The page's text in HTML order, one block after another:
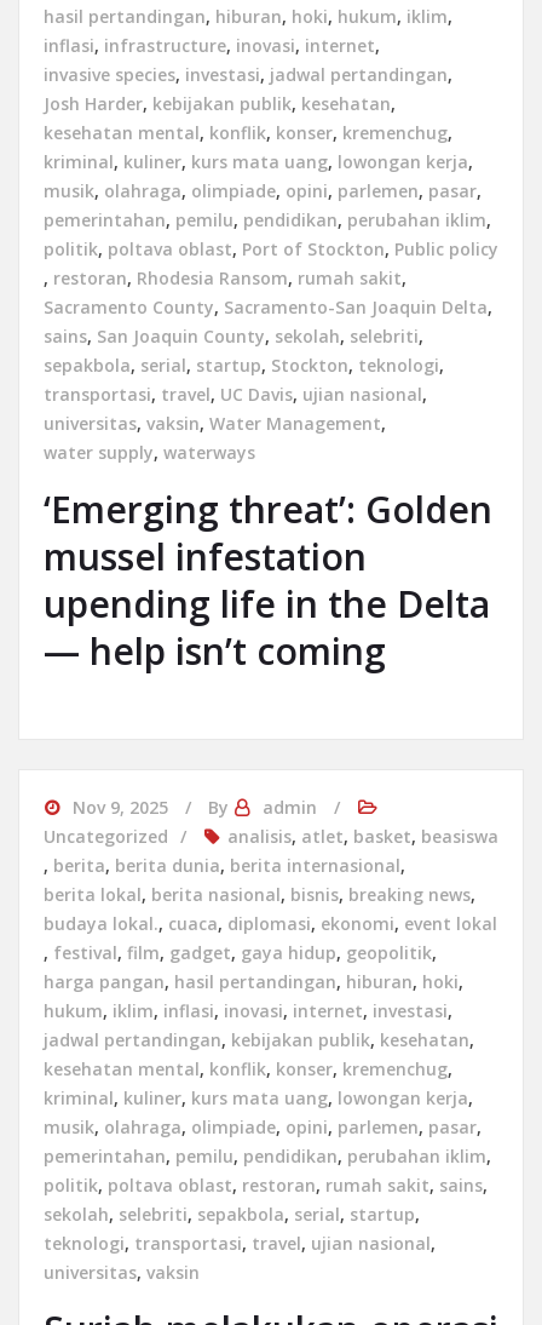
hasil pertandingan, hiburan, hoki, hukum, iklim,
inflasi, infrastructure, inovasi, internet,
invasive species, investasi, jadwal pertandingan,
Josh Harder, kebijakan publik, kesehatan,
kesehatan mental, konflik, konser, kremenchug,
kriminal, kuliner, kurs mata uang, lowongan kerja,
musik, olahraga, olimpiade, opini, parlemen, pasar,
pemerintahan, pemilu, pendidikan, perubahan iklim,
politik, poltava oblast, Port of Stockton, Public policy
, restoran, Rhodesia Ransom, rumah sakit,
Sacramento County, Sacramento-San Joaquin Delta,
sains, San Joaquin County, sekolah, selebriti,
sepakbola, serial, startup, Stockton, teknologi,
transportasi, travel, UC Davis, ujian nasional,
universitas, vaksin, Water Management,
water supply, waterways
‘Emerging threat’: Golden
mussel infestation
upending life in the Delta
— help isn’t coming
Nov 9, 2025 By
admin
Uncategorized
analisis, atlet, basket, beasiswa
, berita, berita dunia, berita internasional,
berita lokal, berita nasional, bisnis, breaking news,
budaya lokal., cuaca, diplomasi, ekonomi, event lokal
, festival, film, gadget, gaya hidup, geopolitik,
harga pangan, hasil pertandingan, hiburan, hoki,
hukum, iklim, inflasi, inovasi, internet, investasi,
jadwal pertandingan, kebijakan publik, kesehatan,
kesehatan mental, konflik, konser, kremenchug,
kriminal, kuliner, kurs mata uang, lowongan kerja,
musik, olahraga, olimpiade, opini, parlemen, pasar,
pemerintahan, pemilu, pendidikan, perubahan iklim,
politik, poltava oblast, restoran, rumah sakit, sains,
sekolah, selebriti, sepakbola, serial, startup,
teknologi, transportasi, travel, ujian nasional,
universitas, vaksin